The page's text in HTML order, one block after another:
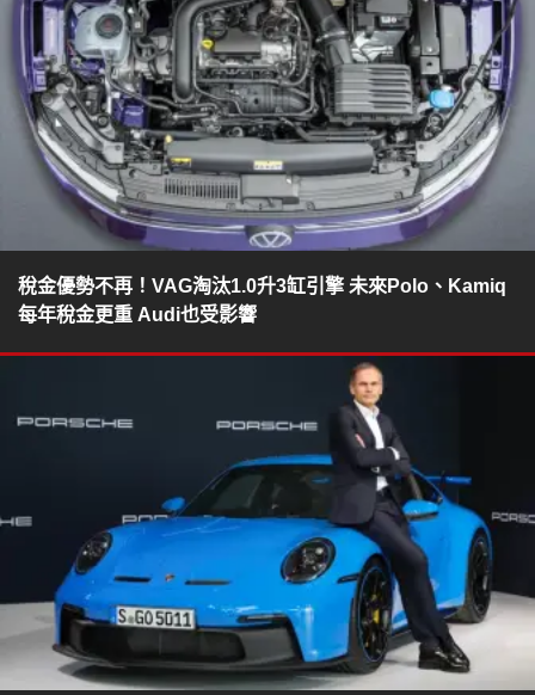
稅金優勢不再！VAG淘汰1.0升3缸引擎 未來Polo、Kamiq
每年稅金更重 Audi也受影響